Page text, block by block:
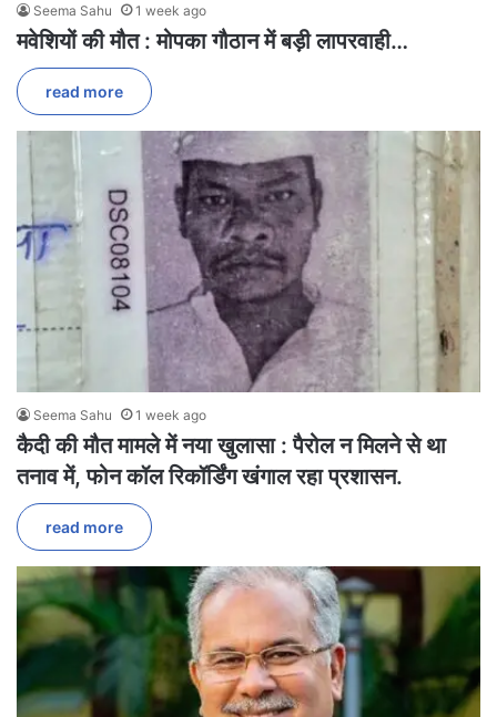
Seema Sahu 1 week ago
मवेशियों की मौत : मोपका गौठान में बड़ी लापरवाही…
read more
Seema Sahu 1 week ago
कैदी की मौत मामले में नया खुलासा : पैरोल न मिलने से था
तनाव में, फोन कॉल रिकॉर्डिंग खंगाल रहा प्रशासन.
read more